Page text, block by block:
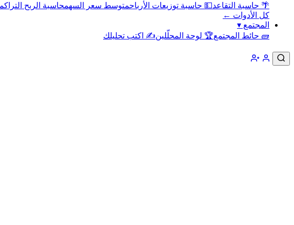
🌴 حاسبة التقاعد💵 حاسبة توزيعات الأرباحمتوسط سعر السهمحاسبة الربح
كل الأدوات ←
المجتمع ▾
🧱 حائط المجتمع🏆 لوحة المحلّلين✍️ اكتب تحليلك